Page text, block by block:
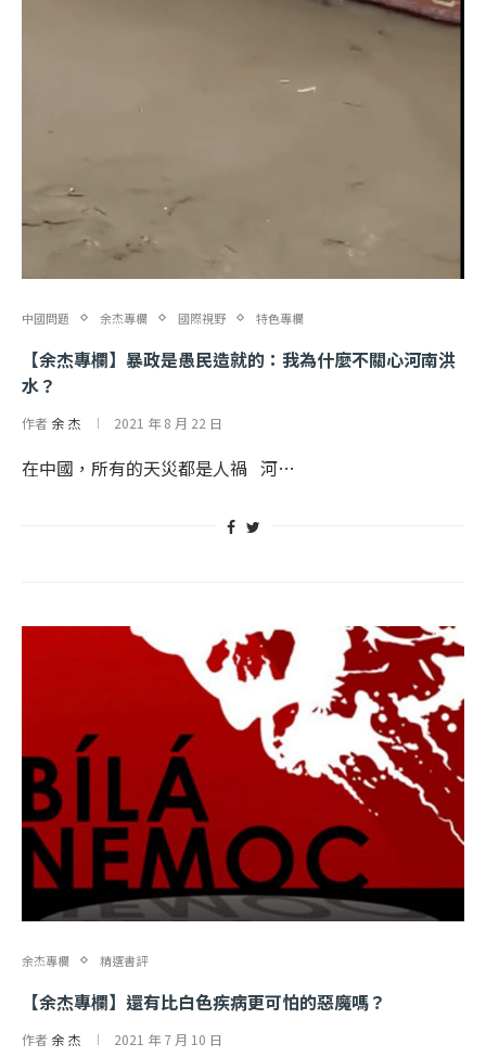
中國問題 余杰專欄 國際視野 特色專欄
【余杰專欄】暴政是愚民造就的：我為什麼不關心河南洪
水？
作者 余 杰 2021 年 8 月 22 日
在中國，所有的天災都是人禍 河…
余杰專欄 精選書評
【余杰專欄】還有比白色疾病更可怕的惡魔嗎？
作者 余 杰 2021 年 7 月 10 日